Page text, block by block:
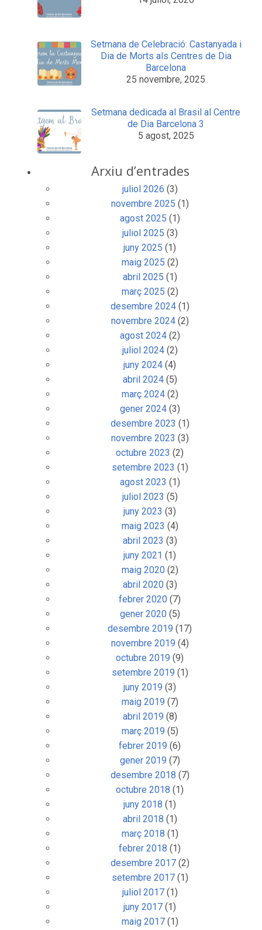
Setmana de Celebració: Castanyada i
Dia de Morts als Centres de Dia
Barcelona
25 novembre, 2025
Setmana dedicada al Brasil al Centre
de Dia Barcelona 3
5 agost, 2025
Arxiu d’entrades
juliol 2026 (3)
novembre 2025 (1)
agost 2025 (1)
juliol 2025 (3)
juny 2025 (1)
maig 2025 (2)
abril 2025 (1)
març 2025 (2)
desembre 2024(1)
novembre 2024(2)
agost 2024(2)
juliol 2024(2)
juny 2024 (4)
abril 2024(5)
març 2024(2)
gener 2024(3)
desembre 2023 (1)
novembre 2023 (3)
octubre 2023 (2)
setembre 2023 (1)
agost 2023 (1)
juliol 2023 (5)
juny 2023 (3)
maig 2023 (4)
abril 2023 (3)
juny 2021 (1)
maig 2020(2)
abril 2020(3)
febrer 2020 (7)
gener 2020(5)
desembre 2019 (17)
novembre 2019 (4)
octubre 2019 (9)
setembre 2019 (1)
juny 2019 (3)
maig 2019 (7)
abril 2019 (8)
març 2019 (5)
febrer 2019 (6)
gener 2019 (7)
desembre 2018 (7)
octubre 2018 (1)
juny 2018 (1)
abril 2018 (1)
març 2018 (1)
febrer 2018 (1)
desembre 2017(2)
setembre 2017(1)
juliol 2017(1)
juny 2017 (1)
maig 2017(1)